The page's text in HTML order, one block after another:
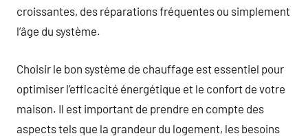
croissantes, des réparations fréquentes ou simplement
l’âge du système.
Choisir le bon système de chauffage est essentiel pour
optimiser l’efficacité énergétique et le confort de votre
maison. Il est important de prendre en compte des
aspects tels que la grandeur du logement, les besoins